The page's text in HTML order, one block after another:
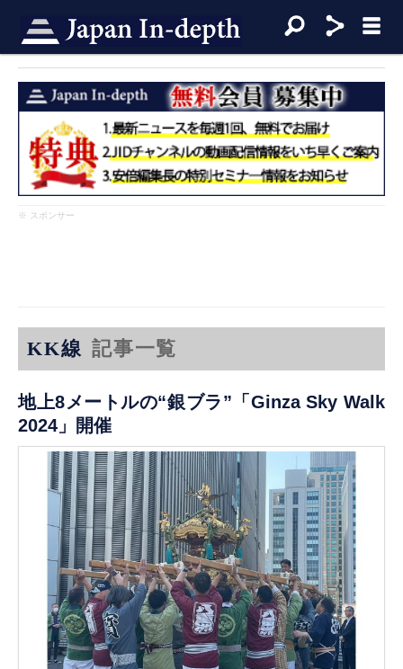
※ スポンサー
KK線 記事一覧
地上8メートルの“銀ブラ”「Ginza Sky Walk
2024」開催